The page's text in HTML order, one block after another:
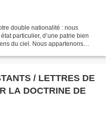
double nationalité : nous
particulier, d’une patrie bien
du ciel. Nous appartenons
/ LETTRES DE
LA DOCTRINE DE